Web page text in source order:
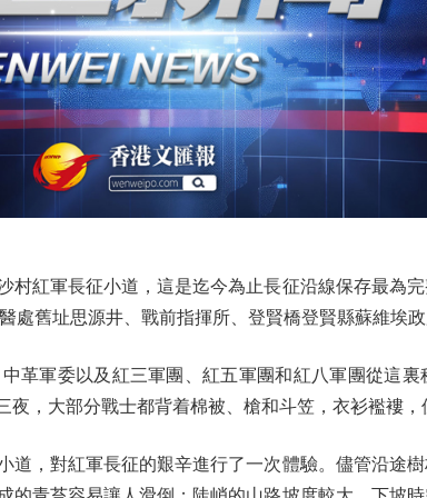
紅軍長征小道，這是迄今為止長征沿線保存最為
處舊址思源井、戰前指揮所、登賢橋登賢縣蘇維埃政
軍委以及紅三軍團、紅五軍團和紅八軍團從這裏
，大部分戰士都背着棉被、槍和斗笠，衣衫襤褸，
對紅軍長征的艱辛進行了一次體驗。儘管沿途樹